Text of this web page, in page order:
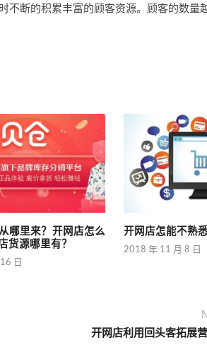
不断的积累丰富的顾客资源。顾客的数量
哪里来？开网店怎么
货源哪里有？
日
开网店怎能不熟
2018 年 11 月 8 日
开网店利用回头客拓展